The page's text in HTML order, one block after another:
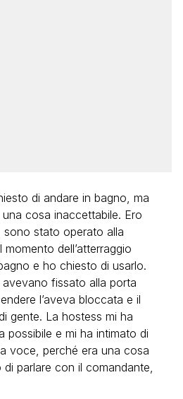
di andare in bagno, ma
cosa inaccettabile. Ero
sono stato operato alla
dell’atterraggio
e ho chiesto di usarlo.
fissato alla porta
l’aveva bloccata e il
gente. La hostess mi ha
possibile e mi ha intimato di
voce, perché era una cosa
parlare con il comandante,